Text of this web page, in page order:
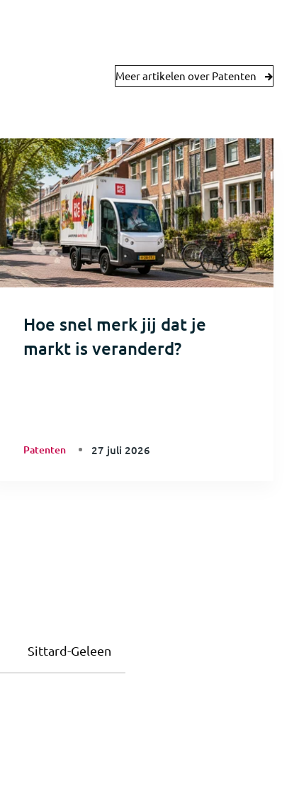
Meer artikelen over Patenten
Hoe snel merk jij dat je
markt is veranderd?
Patenten 27 juli 2026
Sittard-Geleen